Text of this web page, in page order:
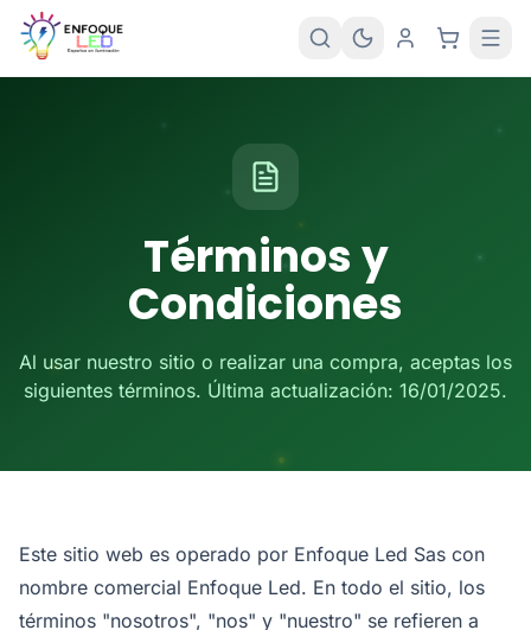
Términos y
Condiciones
Al usar nuestro sitio o realizar una compra, aceptas los
siguientes términos. Última actualización: 16/01/2025.
Este sitio web es operado por Enfoque Led Sas con
nombre comercial Enfoque Led. En todo el sitio, los
términos "nosotros", "nos" y "nuestro" se refieren a